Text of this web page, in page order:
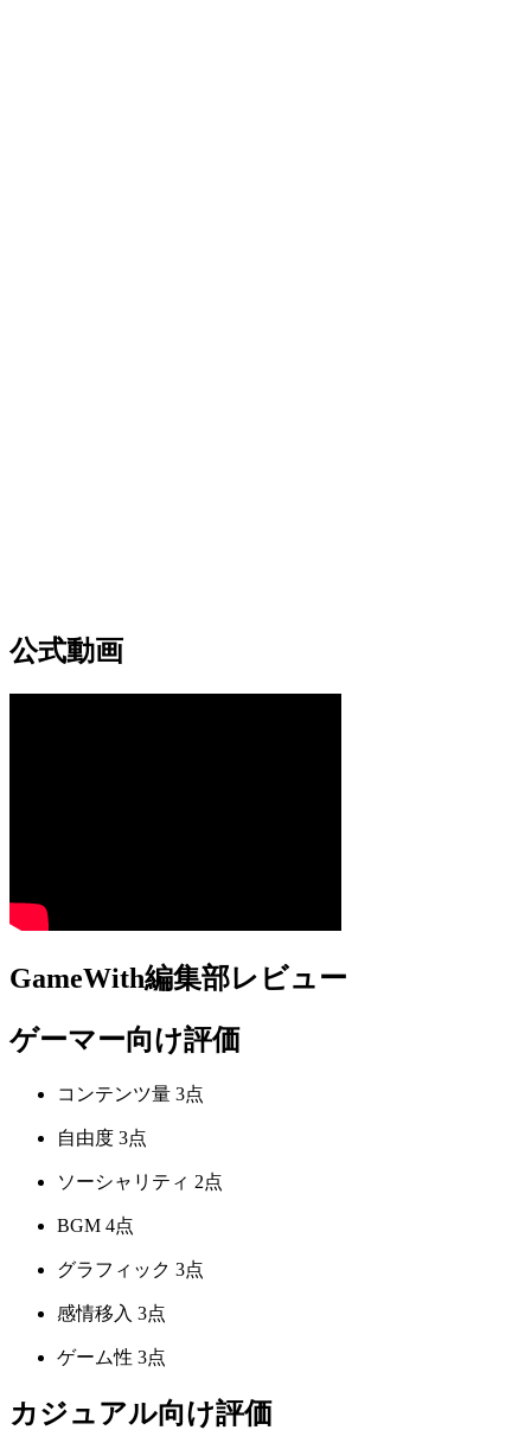
公式動画
GameWith編集部レビュー
ゲーマー向け評価
コンテンツ量 3点
自由度 3点
ソーシャリティ 2点
BGM 4点
グラフィック 3点
感情移入 3点
ゲーム性 3点
カジュアル向け評価